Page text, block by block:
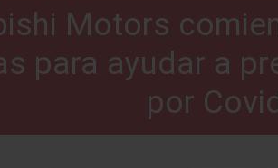
Motors
para ayudar a
por